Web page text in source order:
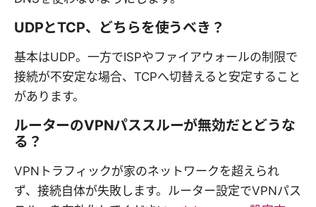
UDPとTCP、どちらを使うべき？
基本はUDP。一方でISPやファイアウォールの制限で
接続が不安定な場合、TCPへ切替えると安定すること
があります。
ルーターのVPNパススルーが無効だとどうな
る？
VPNトラフィックが家のネットワークを超えられ
ず、接続自体が失敗します。ルーター設定でVPNパス